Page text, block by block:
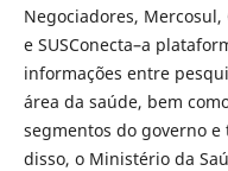
Negociadores,
e SUSConecta–a
informações entre
área da saúde, bem
segmentos do governo
disso, o Ministério da